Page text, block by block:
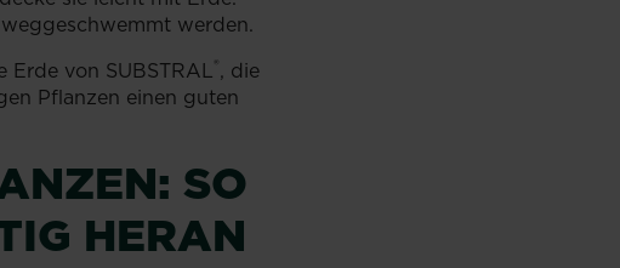
werden.
von SUBSTRAL®, die
Pflanzen einen guten
SO
HERAN